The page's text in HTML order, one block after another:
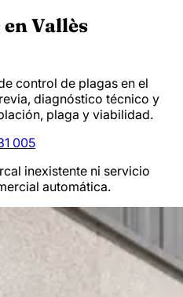
Vallès
control de plagas en el
diagnóstico técnico y
plaga y viabilidad.
005
inexistente ni servicio
automática.